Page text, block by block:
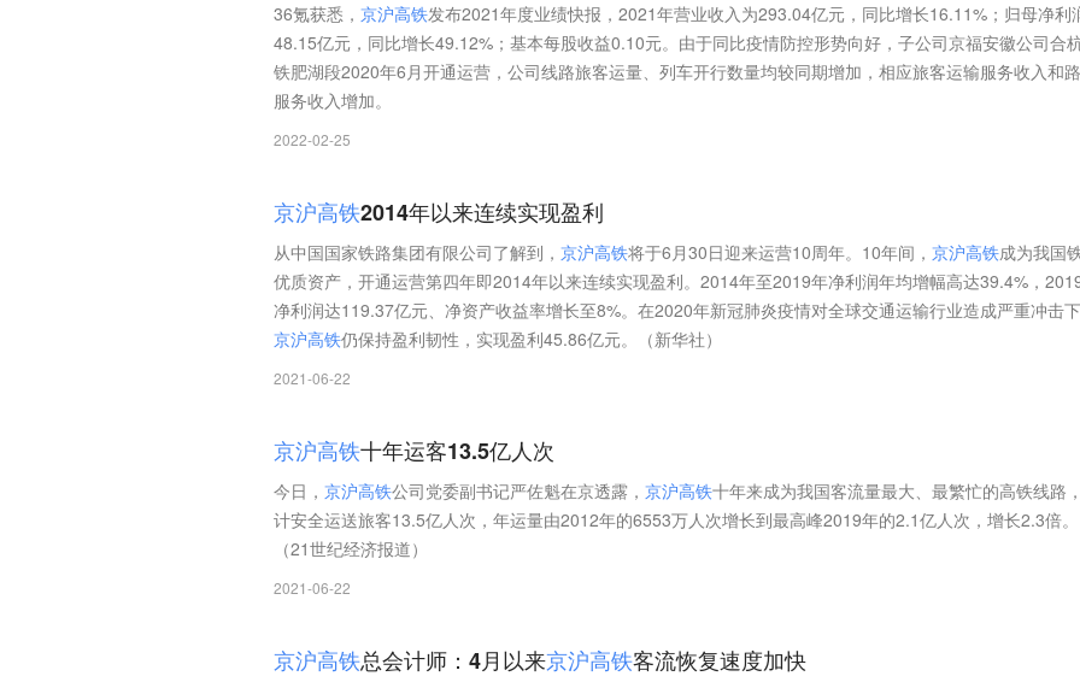
36氪获悉， 京沪高铁发布2021年度业绩快报，2021年营业收入为293.04亿元，同比增长16.11%；归母净利
48.15亿元，同比增长49.12%；基本每股收益0.10元。由于同比疫情防控形势向好，子公司京福安徽公司合
铁肥湖段2020年6月开通运营，公司线路旅客运量、列车开行数量均较同期增加，相应旅客运输服务收入和
服务收入增加。
2022-02-25
京沪高铁2014年以来连续实现盈利
从中国国家铁路集团有限公司了解到， 京沪高铁将于6月30日迎来运营10周年。10年间， 京沪高铁成为我国
优质资产，开通运营第四年即2014年以来连续实现盈利。2014年至2019年净利润年均增幅高达39.4%，
净利润达119.37亿元、净资产收益率增长至8%。在2020年新冠肺炎疫情对全球交通运输行业造成严重冲击下
京沪高铁仍保持盈利韧性，实现盈利45.86亿元。（新华社）
2021-06-22
京沪高铁十年运客13.5亿人次
今日， 京沪高铁公司党委副书记严佐魁在京透露， 京沪高铁十年来成为我国客流量最大、最繁忙的高铁线路
计安全运送旅客13.5亿人次，年运量由2012年的6553万人次增长到最高峰2019年的2.1亿人次，增长2.3倍。
（21世纪经济报道）
2021-06-22
京沪高铁总会计师：4月以来京沪高铁客流恢复速度加快